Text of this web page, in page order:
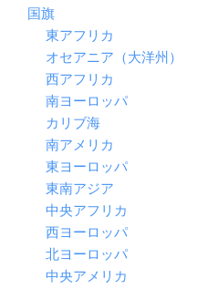
国旗
東アフリカ
オセアニア（大洋州）
西アフリカ
南ヨーロッパ
カリブ海
南アメリカ
東ヨーロッパ
東南アジア
中央アフリカ
西ヨーロッパ
北ヨーロッパ
中央アメリカ